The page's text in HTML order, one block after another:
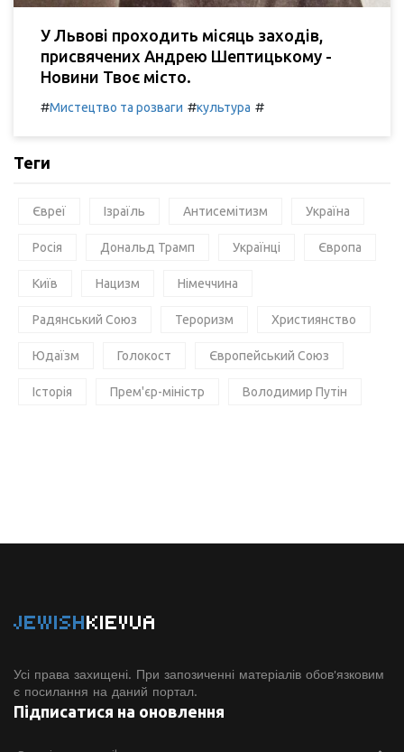
У Львові проходить місяць заходів,
присвячених Андрею Шептицькому -
Новини Твоє місто.
#Мистецтво та розваги #культура #
Теги
Євреї Ізраїль Антисемітизм Україна
Росія Дональд Трамп Українці Європа
Київ Нацизм Німеччина
Радянський Союз Тероризм Християнство
Юдаїзм Голокост Європейський Союз
Історія Прем'єр-міністр Володимир Путін
JEWISHKIEVUA
Усі права захищені. При запозиченні матеріалів обов'язковим
є посилання на даний портал.
Підписатися на оновлення